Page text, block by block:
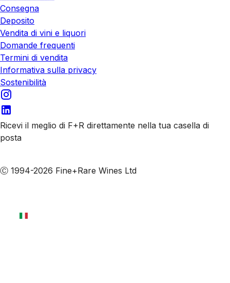
Consegna
Deposito
Vendita di vini e liquori
Domande frequenti
Termini di vendita
Informativa sulla privacy
Sostenibilità
Ricevi il meglio di F+R direttamente nella tua casella di
posta
Ⓒ 1994-2026 Fine+Rare Wines Ltd